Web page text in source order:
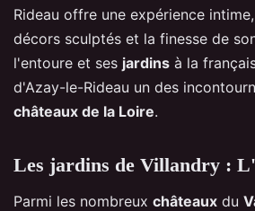
Rideau offre une expérience
décors sculptés et la finesse de
l'entoure et ses jardins à la
d'Azay-le-Rideau un des
châteaux de la Loire.
Les jardins de Villandry :
Parmi les nombreux châteaux du